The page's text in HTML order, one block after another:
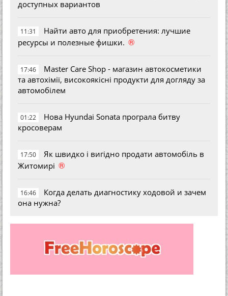
доступных вариантов
11:31
Найти авто для приобретения: лучшие
ресурсы и полезные фишки. ®
17:46
Master Care Shop - магазин автокосметики
та автохімії, високоякісні продукти для догляду за
автомобілем
01:22
Нова Hyundai Sonata програла битву
кросоверам
17:50
Як швидко і вигідно продати автомобіль в
Житомирі ®
16:46
Когда делать диагностику ходовой и зачем
она нужна?